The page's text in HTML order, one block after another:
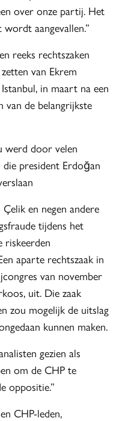
over onze partij. Het
aangevallen.”
reeks rechtszaken
van Ekrem
in maart na een
van de belangrijkste
werd door velen
president Erdoğan
en negen andere
tijdens het
riskeerden
aparte rechtszaak in
van november
uit. Die zaak
zou mogelijk de uitslag
kunnen maken.
gezien als
om de CHP te
oppositie.”
CHP-leden,